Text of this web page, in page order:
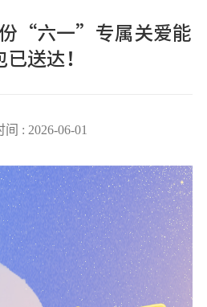
份“六一”专属关爱能
已送达！
间 : 2026-06-01